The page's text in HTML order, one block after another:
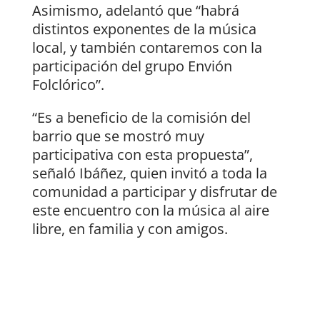
Asimismo, adelantó que “habrá
distintos exponentes de la música
local, y también contaremos con la
participación del grupo Envión
Folclórico”.
“Es a beneficio de la comisión del
barrio que se mostró muy
participativa con esta propuesta”,
señaló Ibáñez, quien invitó a toda la
comunidad a participar y disfrutar de
este encuentro con la música al aire
libre, en familia y con amigos.